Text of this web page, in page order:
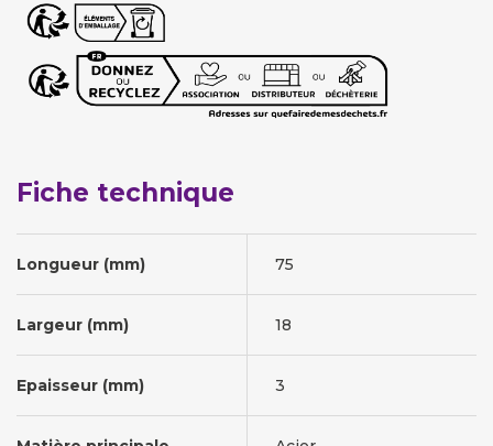
Fiche technique
Longueur (mm) 75
Largeur (mm) 18
Epaisseur (mm) 3